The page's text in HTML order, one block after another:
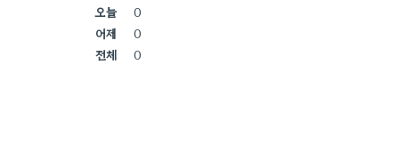
오늘
0
어제
0
전체
0